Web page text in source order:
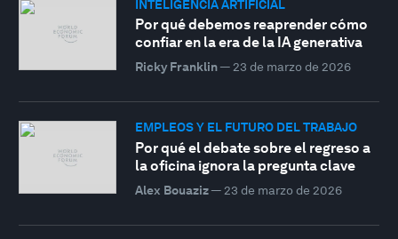
INTELIGENCIA ARTIFICIAL
Por qué debemos reaprender cómo
confiar en la era de la IA generativa
Ricky Franklin— 23 de marzo de 2026
EMPLEOS Y EL FUTURO DEL TRABAJO
Por qué el debate sobre el regreso a
la oficina ignora la pregunta clave
Alex Bouaziz— 23 de marzo de 2026